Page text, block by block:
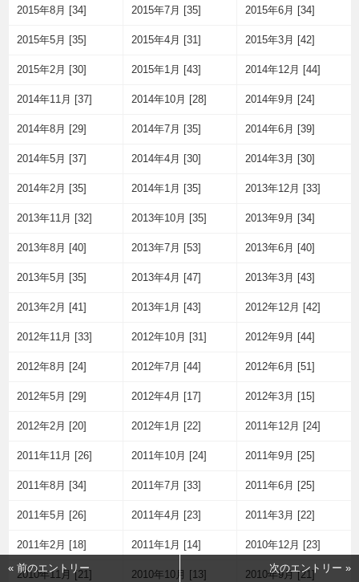
« 前のエントリー 次のエントリー »
2015年8月 [34] 2015年7月 [35] 2015年6月 [34]
2015年5月 [35] 2015年4月 [31] 2015年3月 [42]
2015年2月 [30] 2015年1月 [43] 2014年12月 [44]
2014年11月 [37] 2014年10月 [28] 2014年9月 [24]
2014年8月 [29] 2014年7月 [35] 2014年6月 [39]
2014年5月 [37] 2014年4月 [30] 2014年3月 [30]
2014年2月 [35] 2014年1月 [35] 2013年12月 [33]
2013年11月 [32] 2013年10月 [35] 2013年9月 [34]
2013年8月 [40] 2013年7月 [53] 2013年6月 [40]
2013年5月 [35] 2013年4月 [47] 2013年3月 [43]
2013年2月 [41] 2013年1月 [43] 2012年12月 [42]
2012年11月 [33] 2012年10月 [31] 2012年9月 [44]
2012年8月 [24] 2012年7月 [44] 2012年6月 [51]
2012年5月 [29] 2012年4月 [17] 2012年3月 [15]
2012年2月 [20] 2012年1月 [22] 2011年12月 [24]
2011年11月 [26] 2011年10月 [24] 2011年9月 [25]
2011年8月 [34] 2011年7月 [33] 2011年6月 [25]
2011年5月 [26] 2011年4月 [23] 2011年3月 [22]
2011年2月 [18] 2011年1月 [14] 2010年12月 [23]
2010年11月 [21] 2010年10月 [13] 2010年9月 [21]